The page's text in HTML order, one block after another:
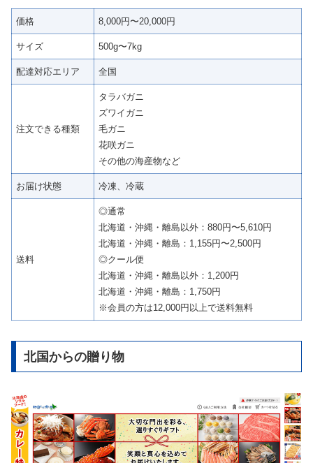
価格 8,000円〜20,000円
サイズ 500g〜7kg
配達対応エリア 全国
注文できる種類
タラバガニ
ズワイガニ
毛ガニ
花咲ガニ
その他の海産物など
お届け状態 冷凍、冷蔵
送料
◎通常
北海道・沖縄・離島以外：880円〜5,610円
北海道・沖縄・離島：1,155円〜2,500円
◎クール便
北海道・沖縄・離島以外：1,200円
北海道・沖縄・離島：1,750円
※会員の方は12,000円以上で送料無料
北国からの贈り物